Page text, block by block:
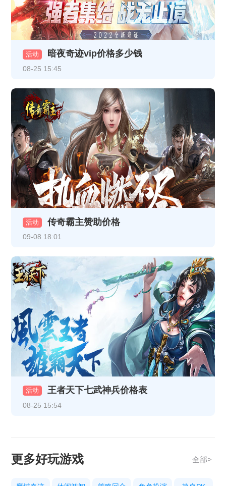
《龙破九天》1月1日10:00-12:00 合服公告
《龙破九天》12月26日10:00-12:00合服公告
《龙破九天》12月23日10:00-12:00合服公告
《至尊传说》线下累充返利活动公告
《至尊传说》VIP介绍
《龙破九天》12月16日10:00-12:00 合服公告
《热血战纪》12月8日合服公告
《龙破九天》12月5日16:30-17:30更新内容（以此为准，日期是12月5日）
《龙破九天》线下返利
《乱世诸侯》11月18日合服公告
《乱世诸侯》线下活动
《热血战纪》11月17日+11月19日合服公告
《乱世诸侯》精彩开服活动
《乱世诸侯》精彩开服活动
《热血战纪》10月29日-10月31日重阳线下返利活动
《天地诸神》10月20日13:00停服维护公告
《热血战纪》10月17日合服公告
《热血战纪》10月14日合服公告
《热血战纪》10月9日合服公告
《传奇时代》10月9号合服公告
活动 暗夜奇迹vip价格多少钱
08-25 15:45
活动 传奇霸主赞助价格
09-08 18:01
活动 王者天下七武神兵价格表
08-25 15:54
更多好玩游戏 全部>